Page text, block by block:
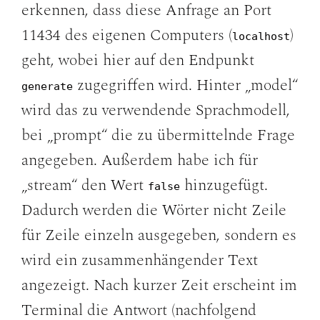
erkennen, dass diese Anfrage an Port
11434 des eigenen Computers (localhost)
geht, wobei hier auf den Endpunkt
generate zugegriffen wird. Hinter „model“
wird das zu verwendende Sprachmodell,
bei „prompt“ die zu übermittelnde Frage
angegeben. Außerdem habe ich für
„stream“ den Wert false hinzugefügt.
Dadurch werden die Wörter nicht Zeile
für Zeile einzeln ausgegeben, sondern es
wird ein zusammenhängender Text
angezeigt. Nach kurzer Zeit erscheint im
Terminal die Antwort (nachfolgend